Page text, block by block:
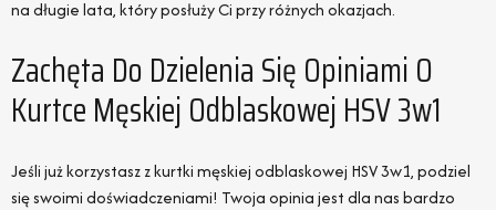
na długie lata, który posłuży Ci przy różnych okazjach.
Zachęta Do Dzielenia Się Opiniami O
Kurtce Męskiej Odblaskowej HSV 3w1
Jeśli już korzystasz z kurtki męskiej odblaskowej HSV 3w1, podziel
się swoimi doświadczeniami! Twoja opinia jest dla nas bardzo